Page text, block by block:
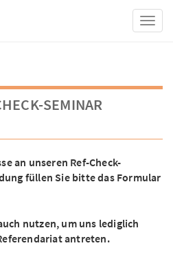
SEMINAR
an unseren Ref-Check-
füllen Sie bitte das Formular
nutzen, um uns lediglich
antreten.